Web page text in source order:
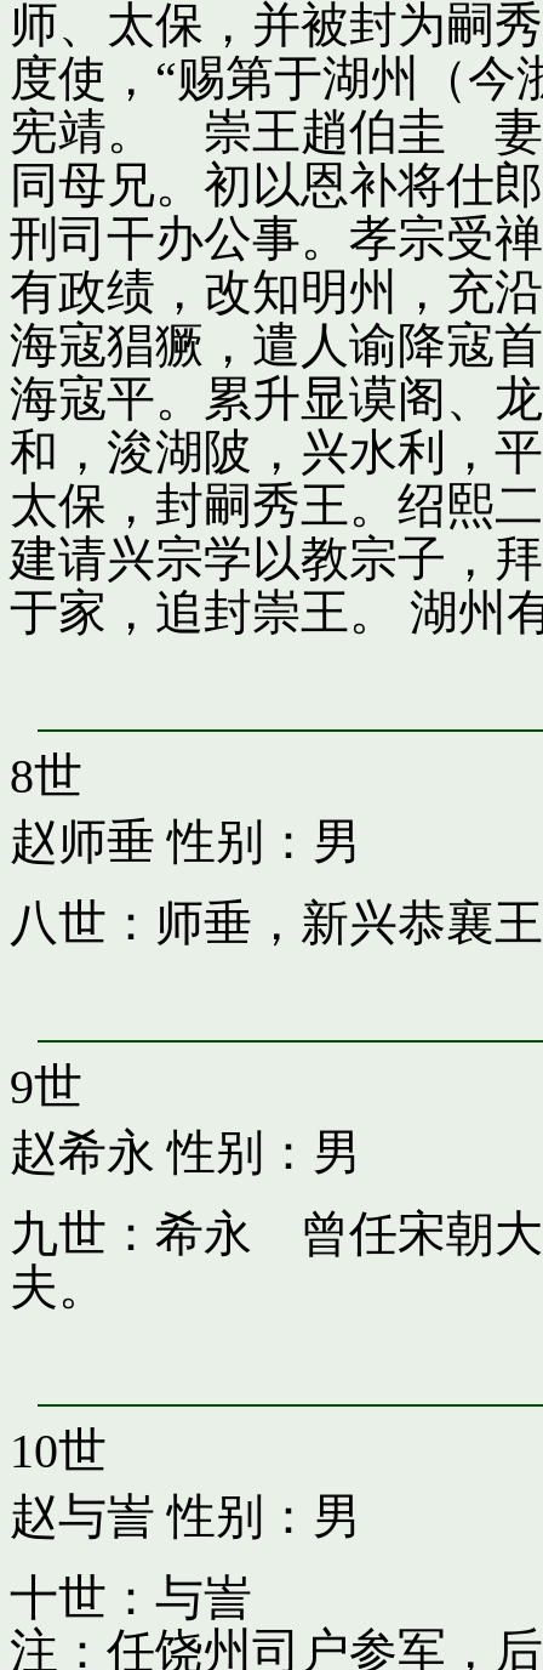
师、太保，并被封为嗣
度使，“赐第于湖州（今
宪靖。 崇王趙伯圭 妻
同母兄。初以恩补将仕
刑司干办公事。孝宗受
有政绩，改知明州，充
海寇猖獗，遣人谕降寇
海寇平。累升显谟阁、
和，浚湖陂，兴水利，
太保，封嗣秀王。绍熙
建请兴宗学以教宗子，
于家，追封崇王。 湖州
8世
赵师垂 性别：男
八世：师垂，新兴恭襄王
9世
赵希永 性别：男
九世：希永 曾任宋朝
夫。
10世
赵与訔 性别：男
十世：与訔
注：任饶州司户参军，